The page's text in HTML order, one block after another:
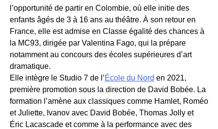
l’opportunité de partir en Colombie, où elle initie des
enfants âgés de 3 à 16 ans au théâtre. À son retour en
France, elle est admise en Classe égalité des chances à
la MC93, dirigée par Valentina Fago, qui la prépare
notamment au concours des écoles supérieures d’art
dramatique.
Elle intègre le Studio 7 de l’École du Nord en 2021,
première promotion sous la direction de David Bobée. La
formation l’amène aux classiques comme Hamlet, Roméo
et Juliette, Ivanov avec David Bobée, Thomas Jolly et
Éric Lacascade et comme à la performance avec des